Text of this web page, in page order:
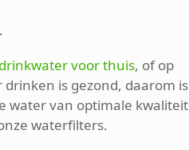
voor thuis, of op
drinken is gezond, daarom is
water van optimale kwaliteit
waterfilters.